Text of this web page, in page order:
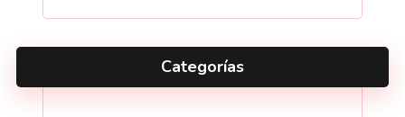
Categorías